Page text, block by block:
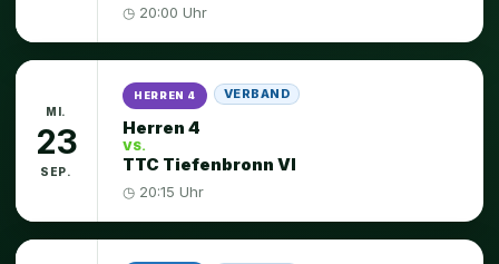
◷ 20:00 Uhr
MI.
23
SEP.
HERREN 4 VERBAND
Herren 4
VS.
TTC Tiefenbronn VI
◷ 20:15 Uhr